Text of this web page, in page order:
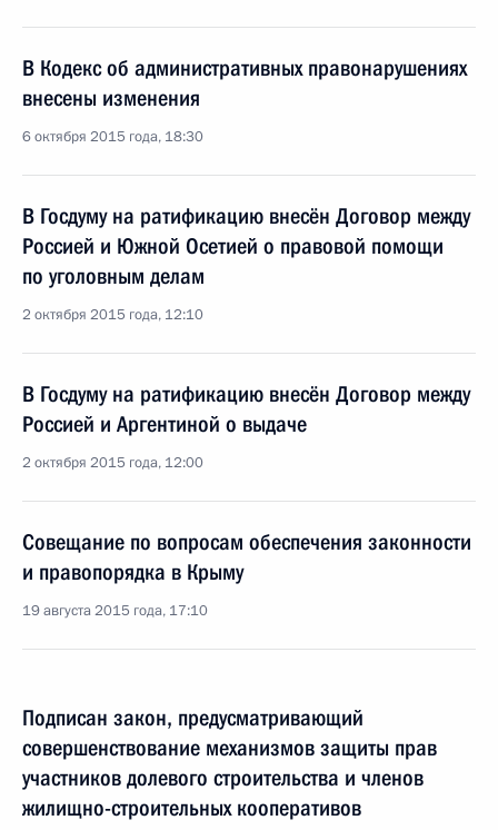
В Кодекс об административных правонарушениях
внесены изменения
6 октября 2015 года, 18:30
В Госдуму на ратификацию внесён Договор между
Россией и Южной Осетией о правовой помощи
по уголовным делам
2 октября 2015 года, 12:10
В Госдуму на ратификацию внесён Договор между
Россией и Аргентиной о выдаче
2 октября 2015 года, 12:00
Совещание по вопросам обеспечения законности
и правопорядка в Крыму
19 августа 2015 года, 17:10
Подписан закон, предусматривающий
совершенствование механизмов защиты прав
участников долевого строительства и членов
жилищно-строительных кооперативов